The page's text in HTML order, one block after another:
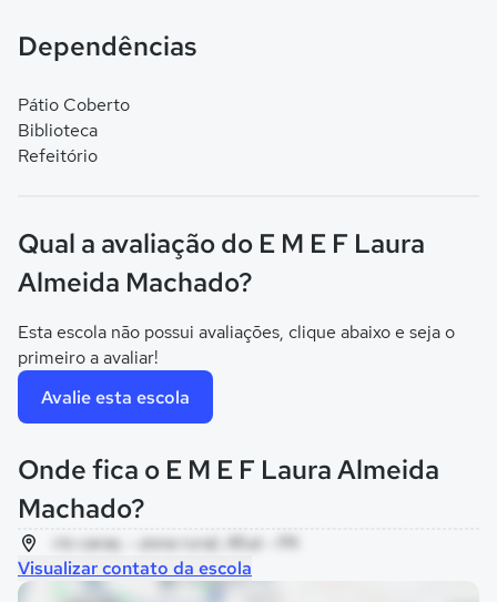
Dependências
Pátio Coberto
Biblioteca
Refeitório
Qual a avaliação do E M E F Laura
Almeida Machado?
Esta escola não possui avaliações, clique abaixo e seja o
primeiro a avaliar!
Avalie esta escola
Onde fica o E M E F Laura Almeida
Machado?
rio caras, - zona rural, Afuá - PA
Visualizar contato da escola